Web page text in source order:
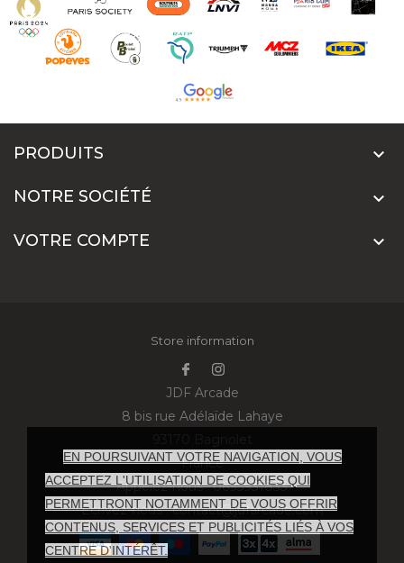
EN POURSUIVANT VOTRE NAVIGATION, VOUS
ACCEPTEZ L'UTILISATION DE COOKIES QUI
PERMETTRONT NOTAMMENT DE VOUS OFFRIR
CONTENUS, SERVICES ET PUBLICITÉS LIÉS À VOS
CENTRE D'INTÉRÊT.
PRODUITS 
NOTRE SOCIÉTÉ 
VOTRE COMPTE 
Store information
JDF Arcade
8 bis rue Adélaïde Lahaye
France
Appelez-nous :0695931833
Écrivez-nous :contact@jdfarcade.com